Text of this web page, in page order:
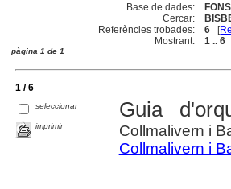
Base de dades:
FONS
Cercar:
Referències trobades:
6 [
Mostrant:
1 .. 6
pàgina 1 de 1
1 / 6
seleccionar
imprimir
Guia
Collmalivern i
Collmalivern i